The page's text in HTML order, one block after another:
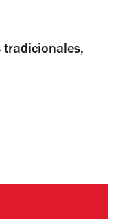
tradicionales,